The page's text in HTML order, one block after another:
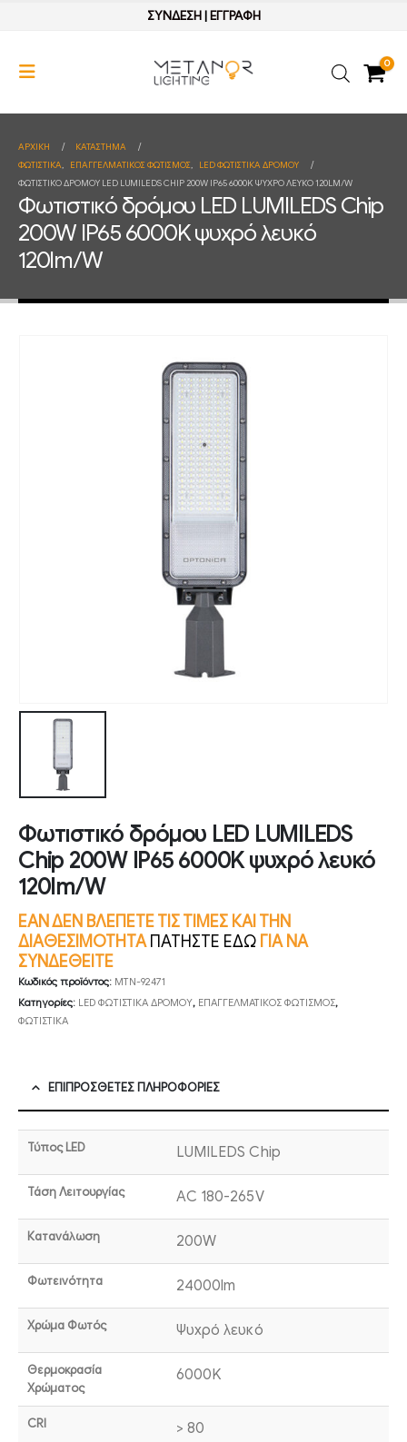
ΣΥΝΔΕΣΗ| ΕΓΓΡΑΦΗ
0
ΑΡΧΙΚΉ
ΚΑΤΆΣΤΗΜΑ
ΦΩΤΙΣΤΙΚΑ, ΕΠΑΓΓΕΛΜΑΤΙΚΟΣ ΦΩΤΙΣΜΟΣ,
LED ΦΩΤΙΣΤΙΚΑ ΔΡΟΜΟΥ
ΦΩΤΙΣΤΙΚΌ ΔΡΌΜΟΥ LED LUMILEDS CHIP 200W IP65 6000K ΨΥΧΡΌ ΛΕΥΚΌ 120LM/W
Φωτιστικό δρόμου LED LUMILEDS Chip
200W IP65 6000K ψυχρό λευκό
120lm/W
Φωτιστικό δρόμου LED LUMILEDS
Chip 200W IP65 6000K ψυχρό λευκό
120lm/W
ΕΑΝ ΔΕΝ ΒΛΕΠΕΤΕ ΤΙΣ ΤΙΜΕΣ ΚΑΙ ΤΗΝ
ΔΙΑΘΕΣΙΜΟΤΗΤΑ ΠΑΤΗΣΤΕ ΕΔΩ ΓΙΑ ΝΑ
ΣΥΝΔΕΘΕΙΤΕ
Κωδικός προϊόντος: MTN-92471
Κατηγορίες: LED ΦΩΤΙΣΤΙΚΑ ΔΡΟΜΟΥ, ΕΠΑΓΓΕΛΜΑΤΙΚΟΣ ΦΩΤΙΣΜΟΣ,
ΦΩΤΙΣΤΙΚΑ
ΕΠΙΠΡΌΣΘΕΤΕΣ ΠΛΗΡΟΦΟΡΊΕΣ
Τύπος LED LUMILEDS Chip
Τάση Λειτουργίας AC 180-265V
Κατανάλωση 200W
Φωτεινότητα 24000lm
Χρώμα Φωτός Ψυχρό λευκό
Θερμοκρασία
Χρώματος
6000K
CRI > 80